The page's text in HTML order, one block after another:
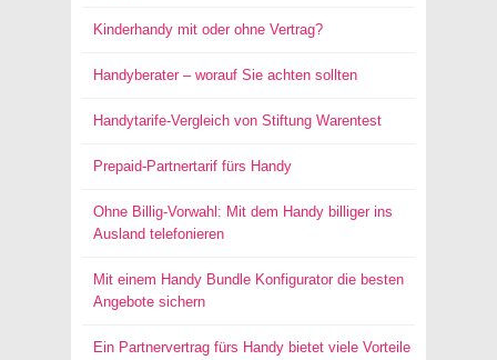
Kinderhandy mit oder ohne Vertrag?
Handyberater – worauf Sie achten sollten
Handytarife-Vergleich von Stiftung Warentest
Prepaid-Partnertarif fürs Handy
Ohne Billig-Vorwahl: Mit dem Handy billiger ins
Ausland telefonieren
Mit einem Handy Bundle Konfigurator die besten
Angebote sichern
Ein Partnervertrag fürs Handy bietet viele Vorteile